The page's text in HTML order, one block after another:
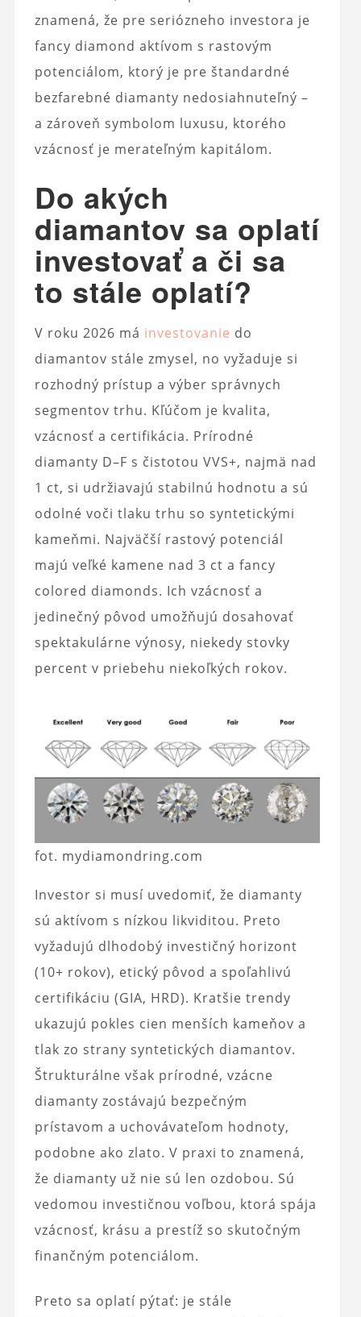
znamená, že pre seriózneho investora je
fancy diamond aktívom s rastovým
potenciálom, ktorý je pre štandardné
bezfarebné diamanty nedosiahnuteľný –
a zároveň symbolom luxusu, ktorého
vzácnosť je merateľným kapitálom.
Do akých
diamantov sa oplatí
investovať a či sa
to stále oplatí?
V roku 2026 má investovanie do
diamantov stále zmysel, no vyžaduje si
rozhodný prístup a výber správnych
segmentov trhu. Kľúčom je kvalita,
vzácnosť a certifikácia. Prírodné
diamanty D–F s čistotou VVS+, najmä nad
1 ct, si udržiavajú stabilnú hodnotu a sú
odolné voči tlaku trhu so syntetickými
kameňmi. Najväčší rastový potenciál
majú veľké kamene nad 3 ct a fancy
colored diamonds. Ich vzácnosť a
jedinečný pôvod umožňujú dosahovať
spektakulárne výnosy, niekedy stovky
percent v priebehu niekoľkých rokov.
fot. mydiamondring.com
Investor si musí uvedomiť, že diamanty
sú aktívom s nízkou likviditou. Preto
vyžadujú dlhodobý investičný horizont
(10+ rokov), etický pôvod a spoľahlivú
certifikáciu (GIA, HRD). Kratšie trendy
ukazujú pokles cien menších kameňov a
tlak zo strany syntetických diamantov.
Štrukturálne však prírodné, vzácne
diamanty zostávajú bezpečným
prístavom a uchovávateľom hodnoty,
podobne ako zlato. V praxi to znamená,
že diamanty už nie sú len ozdobou. Sú
vedomou investičnou voľbou, ktorá spája
vzácnosť, krásu a prestíž so skutočným
finančným potenciálom.
Preto sa oplatí pýtať: je stále